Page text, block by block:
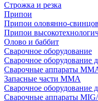
Строжка и резка
Припои
Припои оловянно-
Припои
Олово и баббит
Сварочное оборудование
Сварочное оборудование
Сварочные аппараты
Запасные части MMA
Сварочное оборудование
Сварочные аппараты